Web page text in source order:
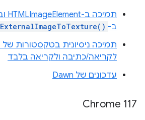
ב-
תמיכה ניסיונית בטקסטורות של
לקריאה/כתיבה ולקריאה בלבד
עדכונים של Dawn
Chrome 117